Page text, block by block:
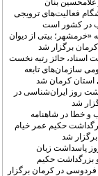
بنان
فعالیت‌های ترویجی
در کشور است
«خرمشهر؛ بیتی از دیوان
برگزار شد
اسناد، حائز رتبه نخست
سازمان‌های تابعه
استان کرمان شد
روز ایران‌شناسی در
شد
و خطا در شاهنامه
حکیم عمر خیام
شد
پاسداشت زبان
بزرگداشت حکیم
فردوسی در کرمان برگزار